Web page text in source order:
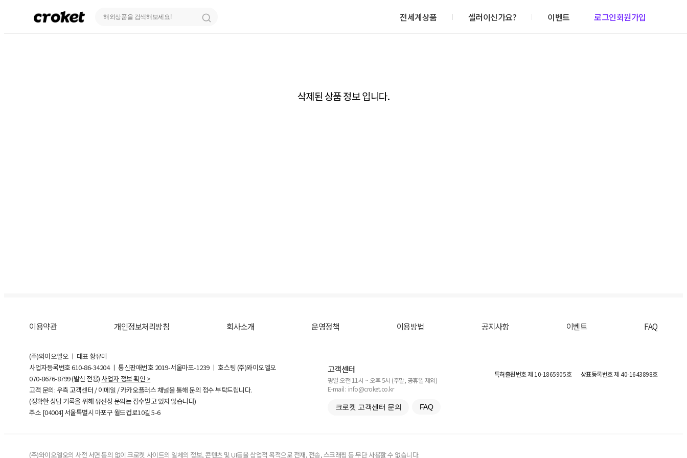
전세계상품 셀러이신가요? 이벤트 로그인회원가입
삭제된 상품 정보 입니다.
이용약관 개인정보처리방침 회사소개 운영정책 이용방법 공지사항 이벤트 FAQ
(주)와이오엘오 ㅣ 대표 황유미
사업자등록번호610-86-34204ㅣ 통신판매번호 2019-서울마포-1239 ㅣ 호스팅 (주)와이오엘오
070-8676-8799 (발신 전용) 사업자 정보 확인 >
고객 문의: 우측 고객센터 / 이메일 / 카카오플러스 채널을 통해 문의 접수 부탁드립니다.
(정확한 상담 기록을 위해 유선상 문의는 접수받고 있지 않습니다)
주소 [04004] 서울특별시 마포구 월드컵로10길5-6
고객센터
평일 오전 11시 ~ 오후 5시 (주말, 공휴일 제외)
E-mail : info@croket.co.kr
크로켓 고객센터 문의 FAQ
특허출원번호제 10-1865905호 상표등록번호제 40-1643898호
(주)와이오엘오의 사전 서면 동의 없이 크로켓 사이트의 일체의 정보, 콘텐츠 및 UI등을 상업적 목적으로 전재, 전송, 스크래핑 등 무단 사용할 수 없습니다.